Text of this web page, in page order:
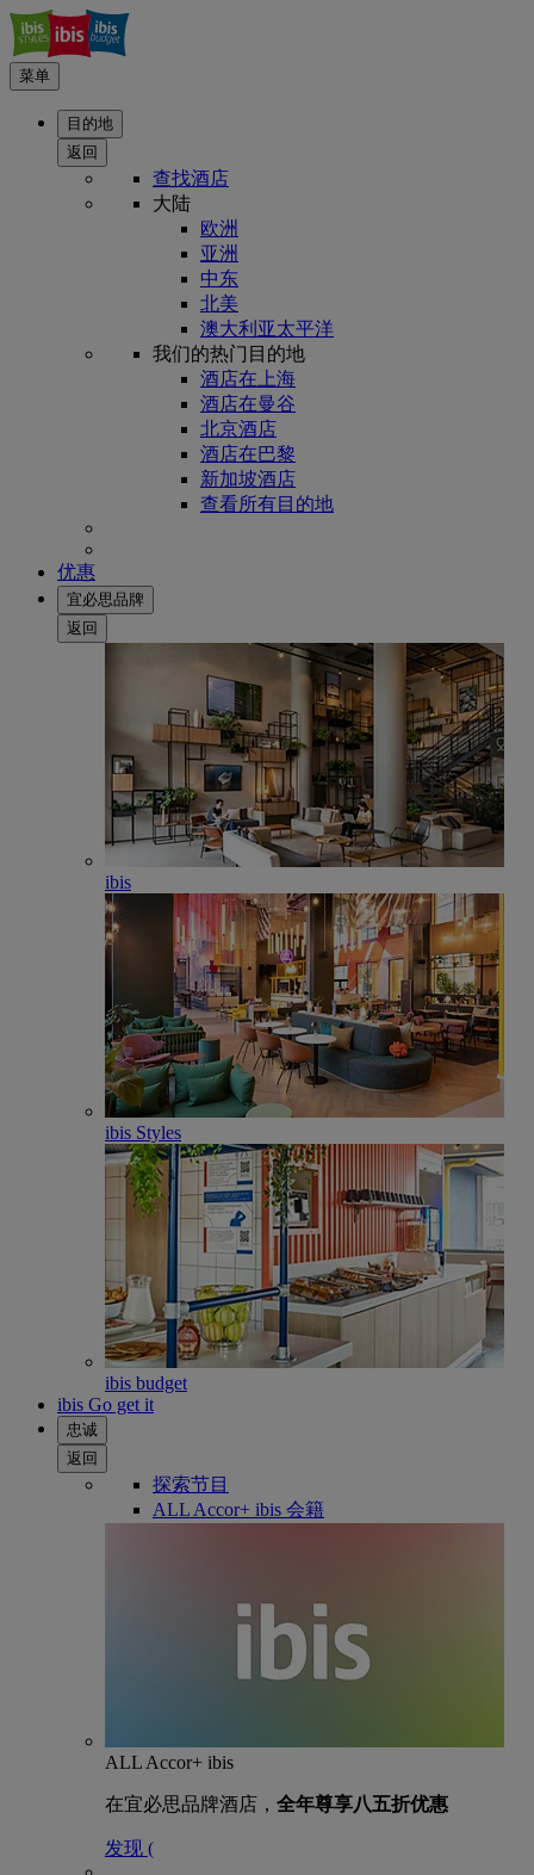
菜单
目的地
返回
查找酒店
大陆
欧洲
亚洲
中东
北美
澳大利亚太平洋
我们的热门目的地
酒店在上海
酒店在曼谷
北京酒店
酒店在巴黎
新加坡酒店
查看所有目的地
优惠
宜必思品牌
返回
ibis
ibis Styles
ibis budget
ibis Go get it
忠诚
返回
探索节目
ALL Accor+ ibis 会籍
ALL Accor+ ibis
在宜必思品牌酒店， 全年尊享八五折优惠
发现 (